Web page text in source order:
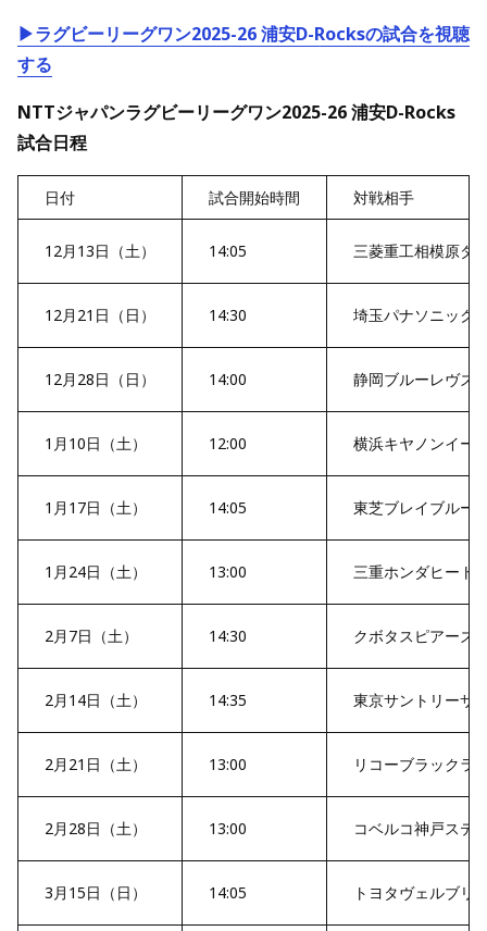
▶ラグビーリーグワン2025-26 浦安D-Rocksの試合を視聴
する
NTTジャパンラグビーリーグワン2025-26 浦安D-Rocks
試合日程
日付 試合開始時間 対戦相手
12月13日（土） 14:05 三菱重工相模原ダ
12月21日（日） 14:30 埼玉パナソニック
12月28日（日） 14:00 静岡ブルーレヴズ
1月10日（土） 12:00 横浜キヤノンイー
1月17日（土） 14:05 東芝ブレイブルー
1月24日（土） 13:00 三重ホンダヒート
2月7日（土） 14:30 クボタスピアーズ
2月14日（土） 14:35 東京サントリーサ
2月21日（土） 13:00 リコーブラックラ
2月28日（土） 13:00 コベルコ神戸ステ
3月15日（日） 14:05 トヨタヴェルブリ